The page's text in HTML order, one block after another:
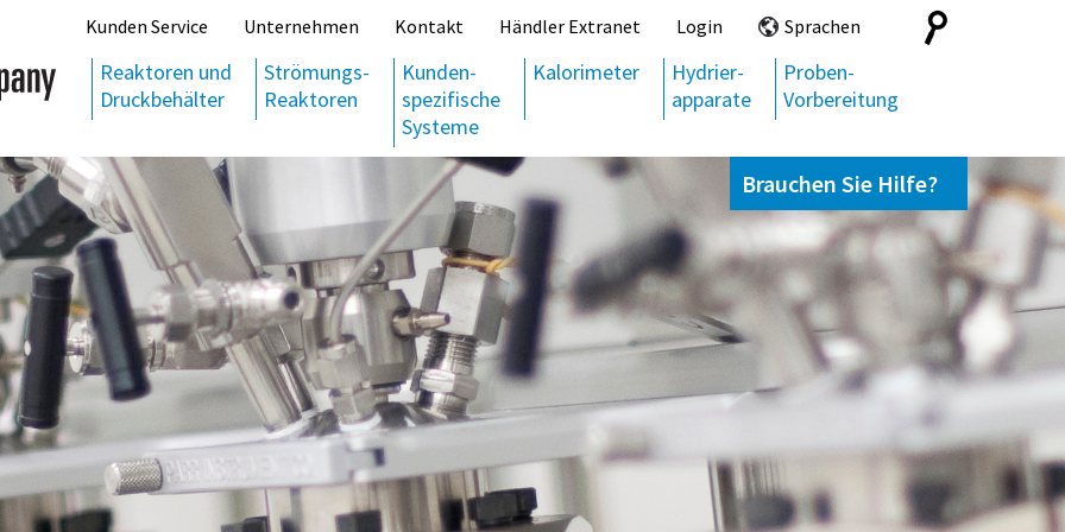
Kunden Service Unternehmen Kontakt Händler Extranet Login Sprachen
Search
for:
Reaktoren und
Druckbehälter
Strömungs-
Reaktoren
Kunden-
spezifische
Systeme
Kalorimeter
Hydrier-
apparate
Proben-
Vorbereitung
Brauchen Sie Hilfe?
Kontaktieren Sie uns,